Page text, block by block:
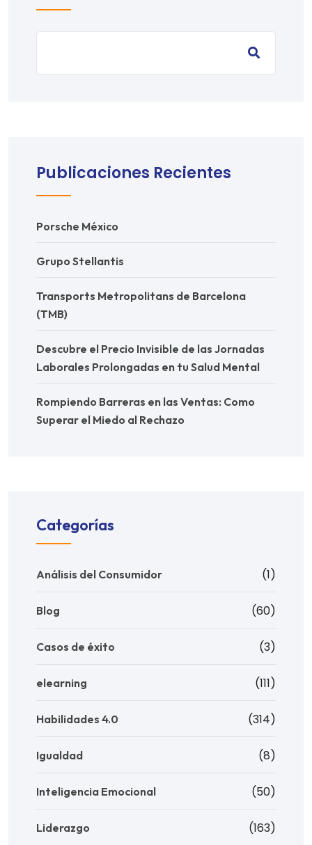
Publicaciones Recientes
Porsche México
Grupo Stellantis
Transports Metropolitans de Barcelona
(TMB)
Descubre el Precio Invisible de las Jornadas
Laborales Prolongadas en tu Salud Mental
Rompiendo Barreras en las Ventas: Como
Superar el Miedo al Rechazo
Categorías
Análisis del Consumidor (1)
Blog (60)
Casos de éxito (3)
elearning (111)
Habilidades 4.0 (314)
Igualdad (8)
Inteligencia Emocional (50)
Liderazgo (163)